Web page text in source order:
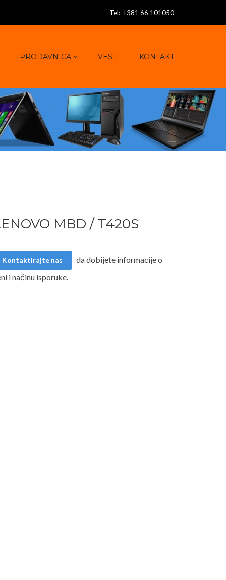
Tel: +381 66 101050
PRODAVNICA VESTI KONTAKT
MBD / T420S
Kontaktirajte nas
da dobijete informacije o
i načinu isporuke.